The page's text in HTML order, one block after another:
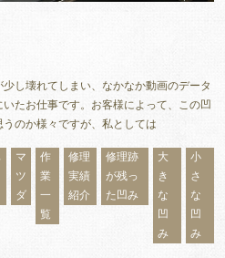
し壊れてしまい、なかなか動画のデータ
たお仕事です。お客様によって、この凹
のか様々ですが、私としては
マ
ツ
ダ
作
業
一
覧
修理
実績
紹介
修理跡
が残っ
た凹み
大
き
な
凹
み
小
さ
な
凹
み